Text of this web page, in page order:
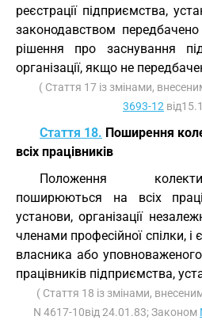
реєстрації підприємства,
законодавством
рішення про заснування
організації, якщо не
( Стаття 17 із змінами,
3693-12
Стаття 18. Поширення
всіх працівників
Положення
поширюються на всіх
установи, організації
членами професійної спілки,
власника або
працівників підприємства,
( Стаття 18 із змінами,
N 4617-10від 24.01.83; Законом